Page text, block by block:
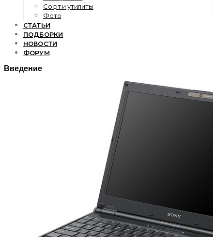
Софт и утилиты
Фото
СТАТЬИ
ПОДБОРКИ
НОВОСТИ
ФОРУМ
Введение